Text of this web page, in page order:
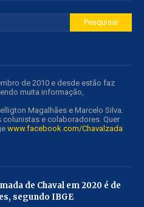
de 2010 e desde estão faz
muita informação,
Magalhães e Marcelo Silva.
e colaboradores. Quer
www.facebook.com/Chavalzada
de Chaval em 2020 é de
segundo IBGE